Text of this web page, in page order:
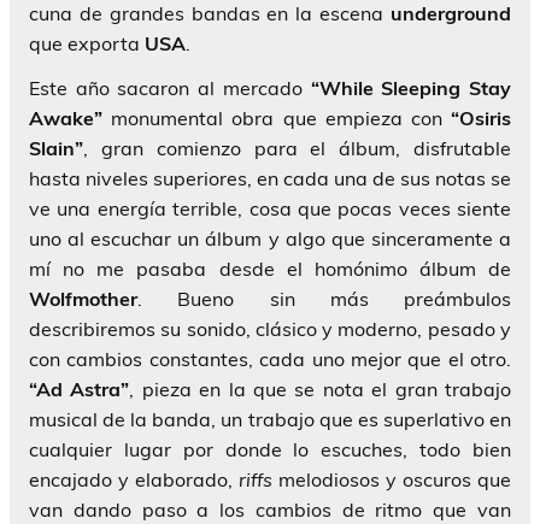
cuna de grandes bandas en la escena underground
que exporta USA.
Este año sacaron al mercado “While Sleeping Stay
Awake” monumental obra que empieza con “Osiris
Slain”, gran comienzo para el álbum, disfrutable
hasta niveles superiores, en cada una de sus notas se
ve una energía terrible, cosa que pocas veces siente
uno al escuchar un álbum y algo que sinceramente a
mí no me pasaba desde el homónimo álbum de
Wolfmother. Bueno sin más preámbulos
describiremos su sonido, clásico y moderno, pesado y
con cambios constantes, cada uno mejor que el otro.
“Ad Astra”, pieza en la que se nota el gran trabajo
musical de la banda, un trabajo que es superlativo en
cualquier lugar por donde lo escuches, todo bien
encajado y elaborado, riffs melodiosos y oscuros que
van dando paso a los cambios de ritmo que van